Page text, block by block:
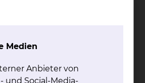
den Empfang werden Kopfhörer
kostenpflichtig im Kiosk
und Stationen im
verfügen über keinen
Medien
Anbieter von
und Social-Media-